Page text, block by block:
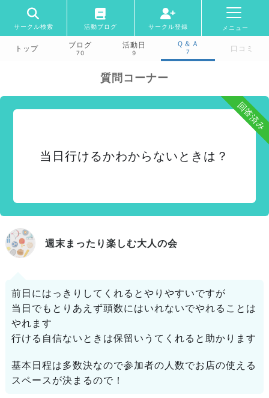
サークル検索 活動ブログ サークル登録 メニュー
トップ ブログ
70
活動日
9
Ｑ＆Ａ
7 口コミ
質問コーナー
回答済み
当日行けるかわからないときは？
週末まったり楽しむ大人の会
前日にはっきりしてくれるとやりやすいですが
当日でもとりあえず頭数にはいれないでやれることは
やれます
行ける自信ないときは保留いうてくれると助かります
基本日程は多数決なので参加者の人数でお店の使える
スペースが決まるので！